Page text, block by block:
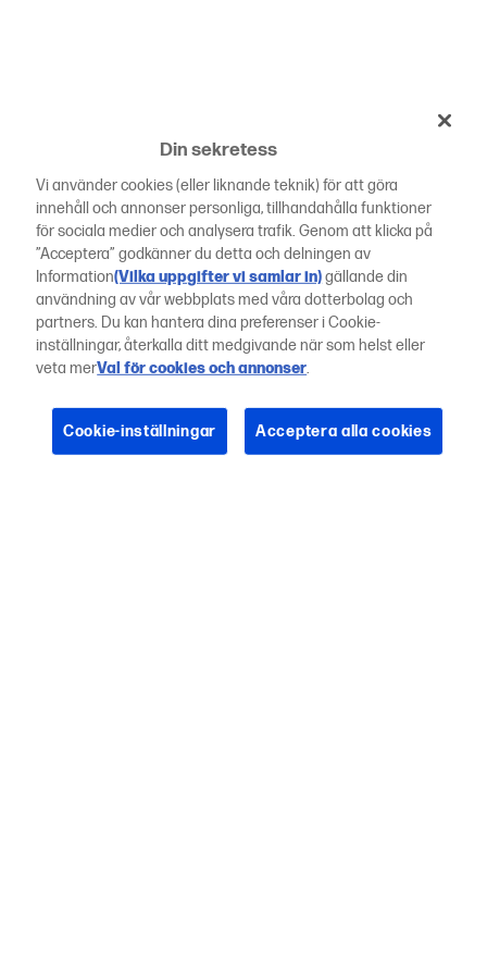
Din sekretess
Vi använder cookies (eller liknande teknik) för att göra
innehåll och annonser personliga, tillhandahålla funktioner
för sociala medier och analysera trafik. Genom att klicka på
”Acceptera” godkänner du detta och delningen av
Information(Vilka uppgifter vi samlar in)gällande din
användning av vår webbplats med våra dotterbolag och
partners. Du kan hantera dina preferenser i Cookie-
inställningar, återkalla ditt medgivande när som helst eller
veta merVal för cookies och annonser.
Cookie-inställningar Acceptera alla cookies